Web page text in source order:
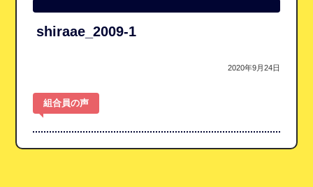
shiraae_2009-1
2020年9月24日
組合員の声